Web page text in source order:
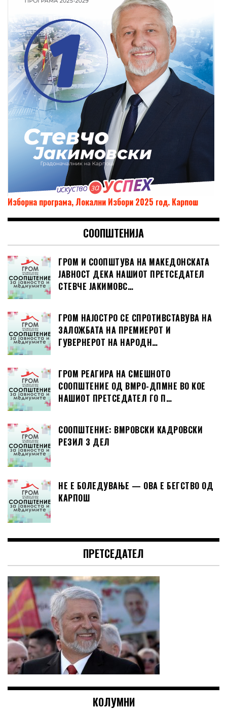
Изборна програма, Локални Избори 2025 год. Карпош
СООПШТЕНИЈА
ГРОМ И СООПШТУВА НА МАКЕДОНСКАТА
ЈАВНОСТ ДЕКА НАШИОТ ПРЕТСЕДАТЕЛ
СТЕВЧЕ ЈАКИМОВС…
ГРОМ НАЈОСТРО СЕ СПРОТИВСТАВУВА НА
ЗАЛОЖБАТА НА ПРЕМИЕРОТ И
ГУВЕРНЕРОТ НА НАРОДН…
ГРОМ РЕАГИРА НА СМЕШНОТО
СООПШТЕНИЕ ОД ВМРО-ДПМНЕ ВО КОЕ
НАШИОТ ПРЕТСЕДАТЕЛ ГО П…
СООПШТЕНИЕ: ВМРОВСКИ КАДРОВСКИ
РЕЗИЛ 3 ДЕЛ
НЕ Е БОЛЕДУВАЊЕ — ОВА Е БЕГСТВО ОД
КАРПОШ
ПРЕТСЕДАТЕЛ
КОЛУМНИ